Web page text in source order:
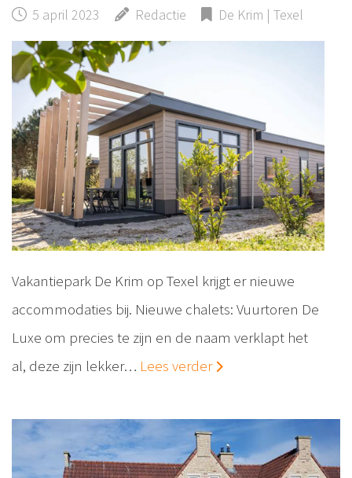
5 april 2023 Redactie De Krim | Texel
Vakantiepark De Krim op Texel krijgt er nieuwe
accommodaties bij. Nieuwe chalets: Vuurtoren De
Luxe om precies te zijn en de naam verklapt het
al, deze zijn lekker… Lees verder